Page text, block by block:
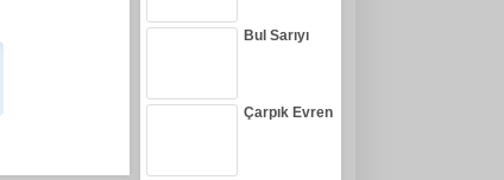
Bul Sarıyı
Çarpık Evren